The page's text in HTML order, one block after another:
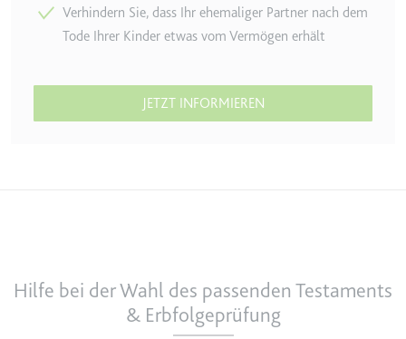
Verhindern Sie, dass Ihr ehemaliger Partner nach dem
Tode Ihrer Kinder etwas vom Vermögen erhält
JETZT INFORMIEREN
Hilfe bei der Wahl des passenden Testaments
& Erbfolgeprüfung